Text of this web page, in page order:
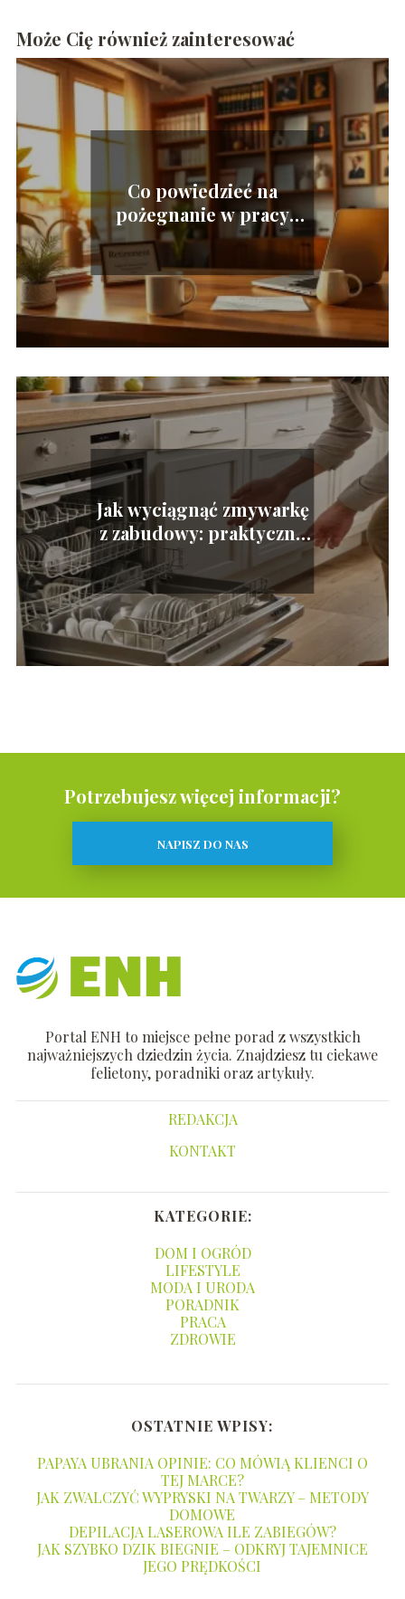
Może Cię również zainteresować
Co powiedzieć na
pożegnanie w pracy
odchodząc na
emeryturę?
Jak wyciągnąć zmywarkę
z zabudowy: praktyczne
wskazówki
Potrzebujesz więcej informacji?
NAPISZ DO NAS
Portal ENH to miejsce pełne porad z wszystkich
najważniejszych dziedzin życia. Znajdziesz tu ciekawe
felietony, poradniki oraz artykuły.
REDAKCJA
KONTAKT
KATEGORIE:
DOM I OGRÓD
LIFESTYLE
MODA I URODA
PORADNIK
PRACA
ZDROWIE
OSTATNIE WPISY:
PAPAYA UBRANIA OPINIE: CO MÓWIĄ KLIENCI O
TEJ MARCE?
JAK ZWALCZYĆ WYPRYSKI NA TWARZY – METODY
DOMOWE
DEPILACJA LASEROWA ILE ZABIEGÓW?
JAK SZYBKO DZIK BIEGNIE – ODKRYJ TAJEMNICE
JEGO PRĘDKOŚCI